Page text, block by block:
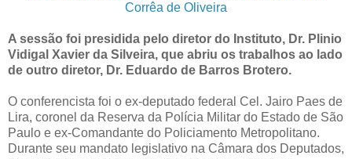
Corrêa de Oliveira
A sessão foi presidida pelo diretor do Instituto, Dr. Plinio
Vidigal Xavier da Silveira, que abriu os trabalhos ao lado
de outro diretor, Dr. Eduardo de Barros Brotero.
O conferencista foi o ex-deputado federal Cel. Jairo Paes de
Lira, coronel da Reserva da Polícia Militar do Estado de São
Paulo e ex-Comandante do Policiamento Metropolitano.
Durante seu mandato legislativo na Câmara dos Deputados,